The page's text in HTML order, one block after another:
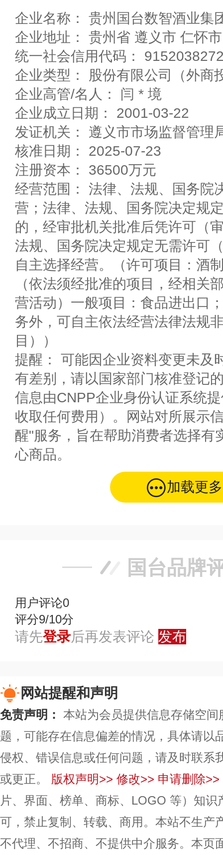
企业名称： 贵州国台数智酒业集
企业地址： 贵州省 遵义市
统一社会信用代码：
企业类型： 股份有限公司（外商
企业高管/名人： 闫 * 境
企业成立日期： 2001-03-22
发证机关： 遵义市市场监督管理
核准日期： 2025-07-23
注册资本： 36500万元
经营范围： 法律、法规、国务院
营；法律、法规、国务院决定规
的，经审批机关批准后凭许可（
法规、国务院决定规定无需许可
自主选择经营。（许可项目：酒
（依法须经批准的项目，经相关
营活动）一般项目：食品进出口
务外，可自主依法经营法律法规
目））
提醒： 可能因企业资料变更未及
有差别，请以国家部门核准登记
信息由CNPP企业身份认证系统
收取任何费用）。网站对所展示
醒"服务，旨在帮助消费者选择有
心商品。
加载更多
国台品牌
用户评论0
评分9/10分
请先登录后再发表评论 发布
网站提醒和声明
免责声明： 本站为会员提供信息存储空
题，可能存在信息偏差的情况，具体请以
侵权、错误信息或任何问题，请及时联系
或更正。
版权声明>> 修改>> 申请删除>>
片、界面、榜单、商标、LOGO 等）知
可，禁止复制、转载、商用。本站不生产
不代理、不招商、不提供中介服务。本页